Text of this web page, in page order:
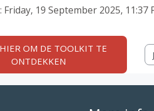
19 September 2025, 11:37
OM DE TOOLKIT TE
ONTDEKKEN
Jump